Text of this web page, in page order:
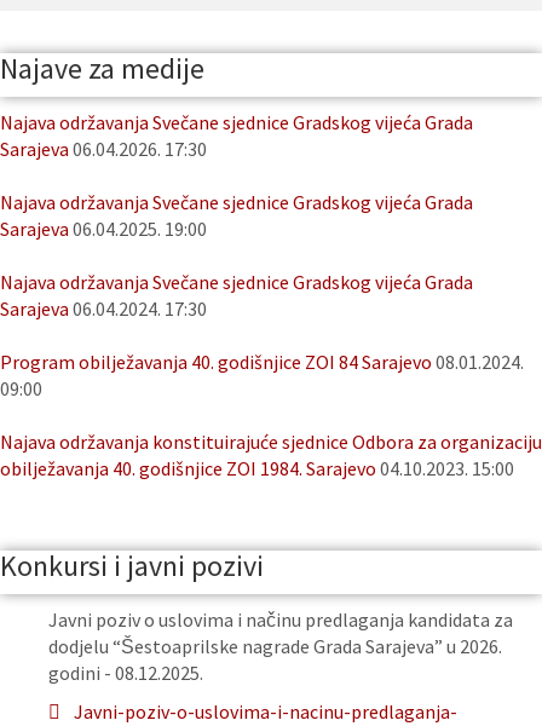
Najave za medije
Najava održavanja Svečane sjednice Gradskog vijeća Grada
Sarajeva 06.04.2026. 17:30
Najava održavanja Svečane sjednice Gradskog vijeća Grada
Sarajeva 06.04.2025. 19:00
Najava održavanja Svečane sjednice Gradskog vijeća Grada
Sarajeva 06.04.2024. 17:30
Program obilježavanja 40. godišnjice ZOI 84 Sarajevo 08.01.2024.
09:00
Najava održavanja konstituirajuće sjednice Odbora za organizaciju
obilježavanja 40. godišnjice ZOI 1984. Sarajevo 04.10.2023. 15:00
Konkursi i javni pozivi
Javni poziv o uslovima i načinu predlaganja kandidata za
dodjelu “Šestoaprilske nagrade Grada Sarajeva” u 2026.
godini - 08.12.2025.
Javni-poziv-o-uslovima-i-nacinu-predlaganja-